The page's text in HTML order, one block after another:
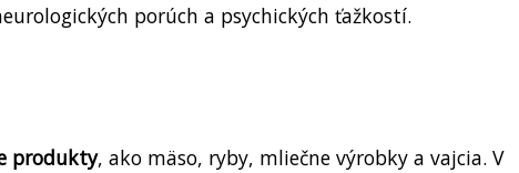
porúch a psychických ťažkostí.
produkty, ako mäso, ryby, mliečne výrobky a vajcia. V